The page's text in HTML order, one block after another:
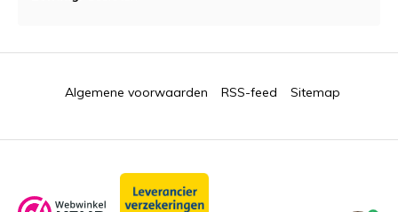
Algemene voorwaarden RSS-feed Sitemap